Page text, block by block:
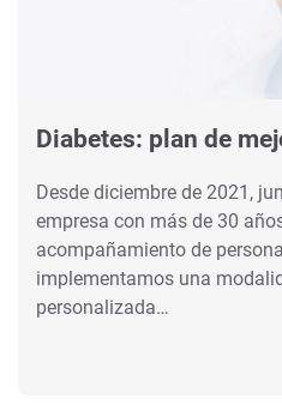
Diabetes: plan de
Desde diciembre de 2021,
empresa con más de 30
acompañamiento de
implementamos una
personalizada…